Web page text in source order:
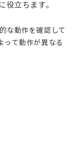
役立ちます。
な動作を確認して
って動作が異なる